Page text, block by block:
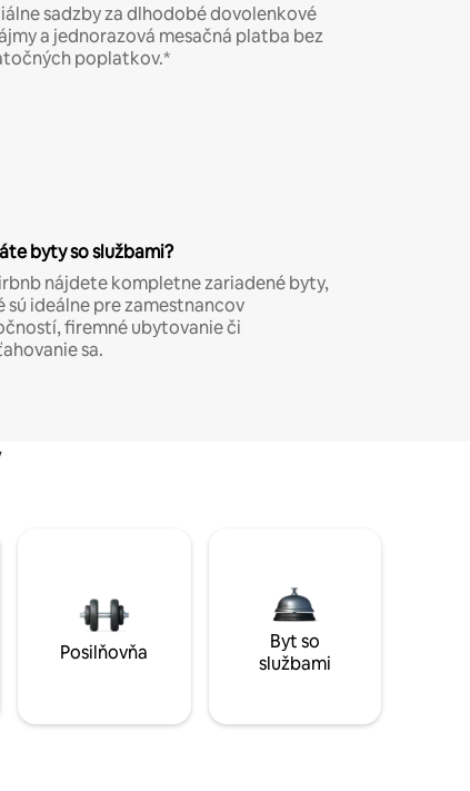
sadzby za dlhodobé dovolenkové
a jednorazová mesačná platba bez
poplatkov.*
byty so službami?
nájdete kompletne zariadené byty,
sú ideálne pre zamestnancov
firemné ubytovanie či
sa.
Posilňovňa
Byt so
službami